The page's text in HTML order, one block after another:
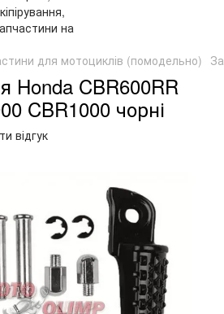
для мотоциклів (помодельно)
Honda CBR600RR
CBR1000 чорні
відгук